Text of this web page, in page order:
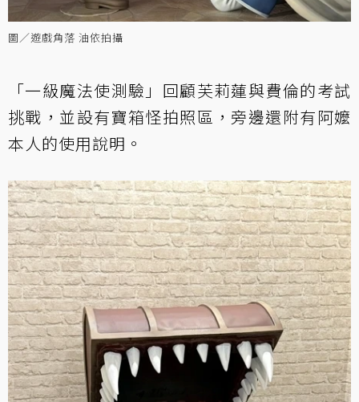
圖／遊戲角落 油依拍攝
「一級魔法使測驗」回顧芙莉蓮與費倫的考試
挑戰，並設有寶箱怪拍照區，旁邊還附有阿嬤
本人的使用說明。